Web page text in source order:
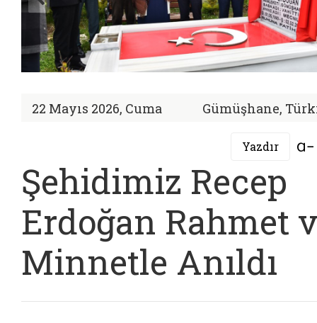
22 Mayıs 2026, Cuma Gümüşhane,
Yazdır
Şehidimiz Recep
Erdoğan Rahmet
Minnetle Anıldı